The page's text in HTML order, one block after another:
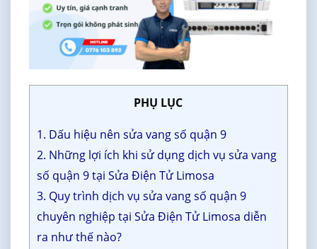
PHỤ LỤC
1. Dấu hiệu nên sửa vang số quận 9
2. Những lợi ích khi sử dụng dịch vụ sửa vang
số quận 9 tại Sửa Điện Tử Limosa
3. Quy trình dịch vụ sửa vang số quận 9
chuyên nghiệp tại Sửa Điện Tử Limosa diễn
ra như thế nào?